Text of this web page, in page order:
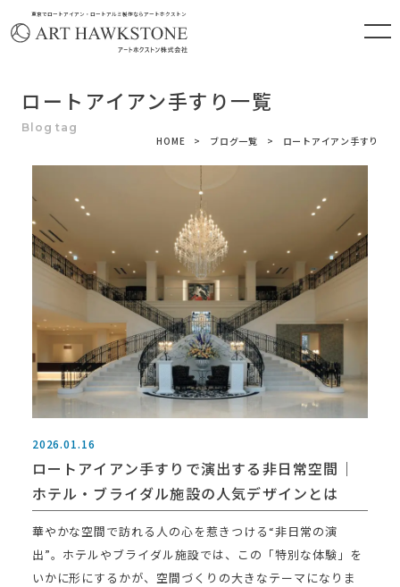
東京でロートアイアン・ロートアルミ製作ならアートホクストン
ロートアイアン手すり一覧
HOME ブログ一覧 ロートアイアン手すり
2026.01.16
ロートアイアン手すりで演出する非日常空間｜
ホテル・ブライダル施設の人気デザインとは
華やかな空間で訪れる人の心を惹きつける“非日常の演
出”。ホテルやブライダル施設では、この「特別な体験」を
いかに形にするかが、空間づくりの大きなテーマになりま